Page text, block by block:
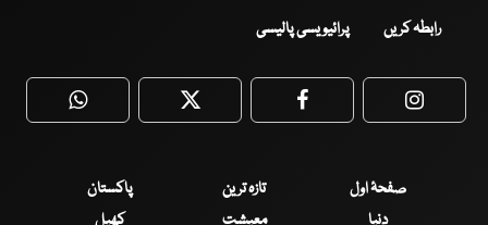
رابطہ کریں پرائیویسی پالیسی
WhatsApp Twitter Facebook
صفحۂ اول تازہ ترین
پاکستان